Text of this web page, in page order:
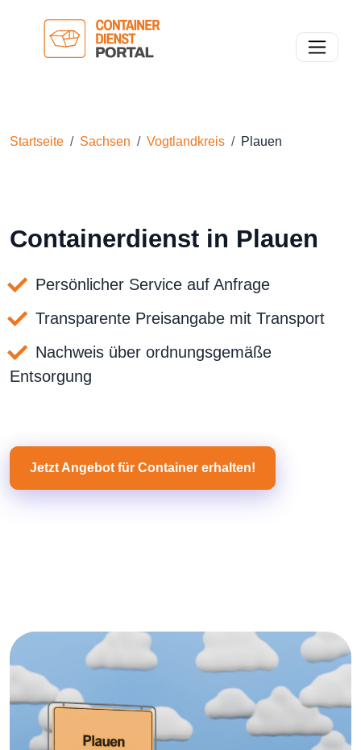
Toggle
Startseite Sachsen Vogtlandkreis Plauen
Containerdienst in Plauen
Persönlicher Service auf Anfrage
Transparente Preisangabe mit Transport
Nachweis über ordnungsgemäße
Entsorgung
Jetzt Angebot für Container erhalten!